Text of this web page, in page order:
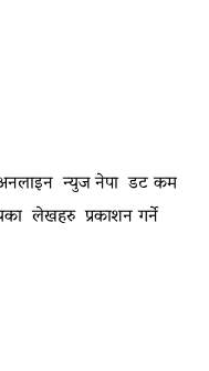
अनलाइन न्युज नेपा डट कम
लेखहरु प्रकाशन गर्ने